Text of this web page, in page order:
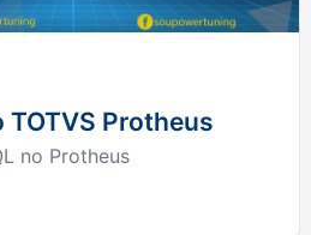
Protheus
no Protheus